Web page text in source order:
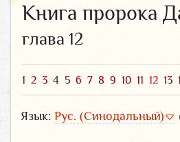
Книга пророка
глава 12
1 2 3 4 5 6 7 8 9 10 11 12 13
Язык: Рус. (Синодальный)